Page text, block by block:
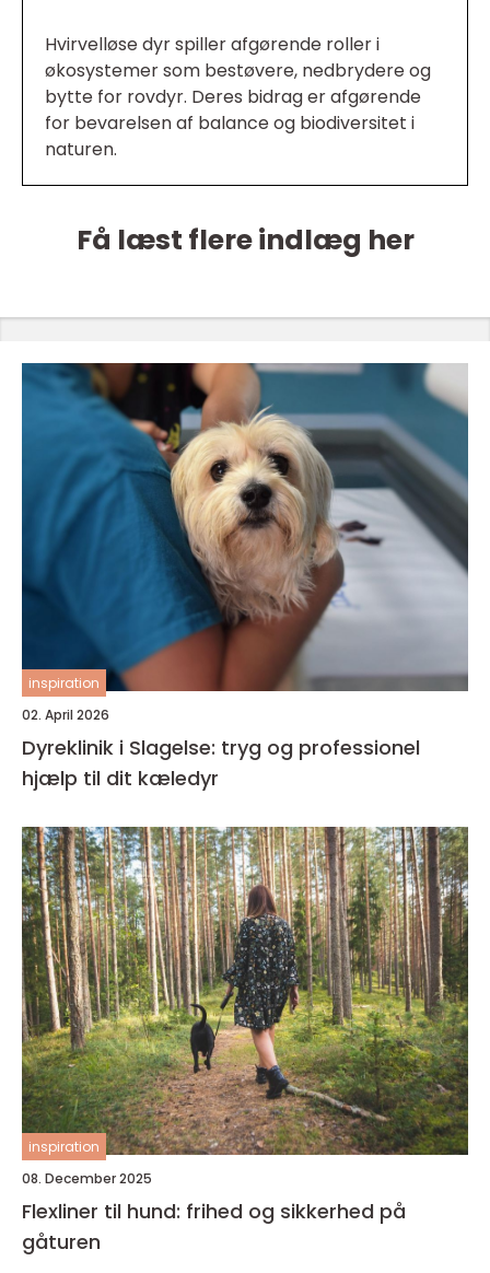
Hvirvelløse dyr spiller afgørende roller i
økosystemer som bestøvere, nedbrydere og
bytte for rovdyr. Deres bidrag er afgørende
for bevarelsen af balance og biodiversitet i
naturen.
Få læst flere indlæg her
inspiration
02. April 2026
Dyreklinik i Slagelse: tryg og professionel
hjælp til dit kæledyr
inspiration
08. December 2025
Flexliner til hund: frihed og sikkerhed på
gåturen